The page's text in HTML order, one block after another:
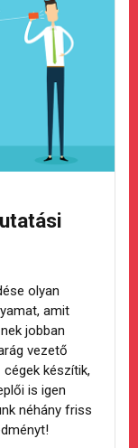
olyan
amit
jobban
vezető
készítik,
is igen
néhány friss